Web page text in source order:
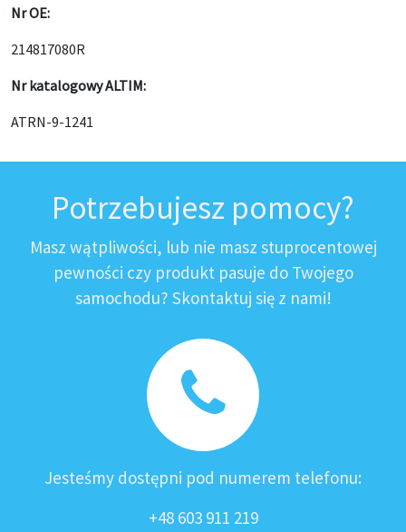
Nr OE:
214817080R
Nr katalogowy ALTIM:
ATRN-9-1241
Potrzebujesz pomocy?
Masz wątpliwości, lub nie masz stuprocentowej
pewności czy produkt pasuje do Twojego
samochodu? Skontaktuj się z nami!
Jesteśmy dostępni pod numerem telefonu:
+48 603 911 219